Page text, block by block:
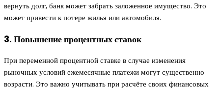
вернуть долг, банк может забрать заложенное имущество. Это
может привести к потере жилья или автомобиля.
3. Повышение процентных ставок
При переменной процентной ставке в случае изменения
рыночных условий ежемесячные платежи могут существенно
возрасти. Это важно учитывать при расчёте своих финансовых